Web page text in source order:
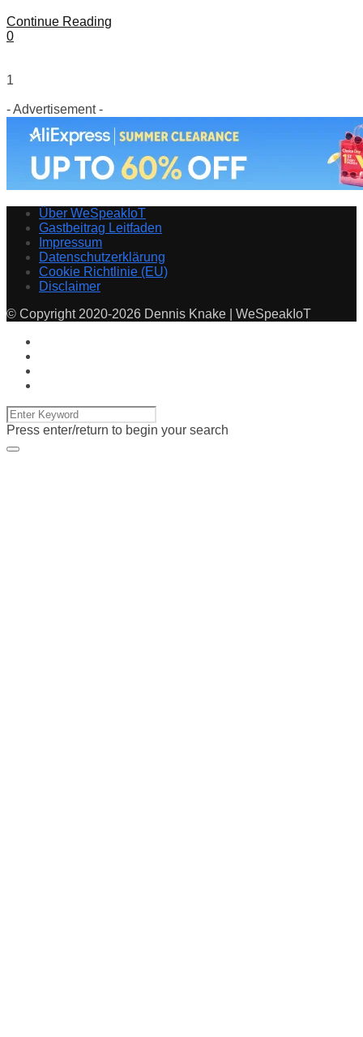
Continue Reading
0
1
- Advertisement -
Über WeSpeakIoT
Gastbeitrag Leitfaden
Impressum
Datenschutzerklärung
Cookie Richtlinie (EU)
Disclaimer
© Copyright 2020-2026 Dennis Knake | WeSpeakIoT
Press enter/return to begin your search